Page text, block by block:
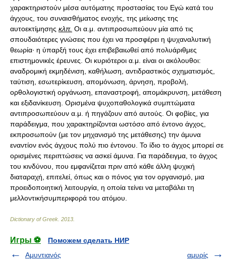
χαρακτηριστούν μέσα αυτόματης προστασίας του Εγώ κατά του
άγχους, του συναισθήματος ενοχής, της μείωσης της
αυτοεκτίμησης κλπ. Οι α.μ. αντιπροσωπεύουν μία από τις
σπουδαιότερες γνώσεις που έχει να προσφέρει η ψυχαναλυτική
θεωρία· η ύπαρξή τους έχει επιβεβαιωθεί από πολυάριθμες
επιστημονικές έρευνες. Οι κυριότεροι α.μ. είναι οι ακόλουθοι:
αναδρομική εκμηδένιση, καθήλωση, αντιδραστικός σχηματισμός,
ταύτιση, εσωτερίκευση, απομόνωση, άρνηση, προβολή,
ορθολογιστική οργάνωση, επαναστροφή, απομάκρυνση, μετάθεση
και εξιδανίκευση. Ορισμένα ψυχοπαθολογικά συμπτώματα
αντιπροσωπεύουν α.μ. ή πηγάζουν από αυτούς. Οι φοβίες, για
παράδειγμα, που χαρακτηρίζονται ωστόσο από έντονο άγχος,
εκπροσωπούν (με τον μηχανισμό της μετάθεσης) την άμυνα
εναντίον ενός άγχους πολύ πιο έντονου. Το ίδιο το άγχος μπορεί σε
ορισμένες περιπτώσεις να ασκεί άμυνα. Για παράδειγμα, το άγχος
του κινδύνου, που εμφανίζεται πριν από κάθε άλλη ψυχική
διαταραχή, επιτελεί, όπως και o πόνος για τον οργανισμό, μια
προειδοποιητική λειτουργία, η οποία τείνει να μεταβάλει τη
μελλοντικήσυμπεριφορά του ατόμου.
Dictionary of Greek 2013
Игры ⚽
Поможем сделать НИР
Αμυντιανός
αμυρίς